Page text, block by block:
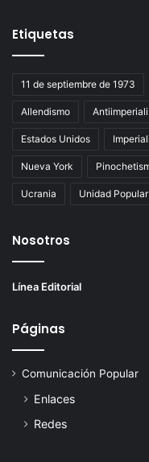
Etiquetas
11 de septiembre de 1973
Allendismo
Estados Unidos
Nueva York
Ucrania Unidad Popular
Nosotros
Línea Editorial
Páginas
Comunicación Popular
Enlaces
Redes